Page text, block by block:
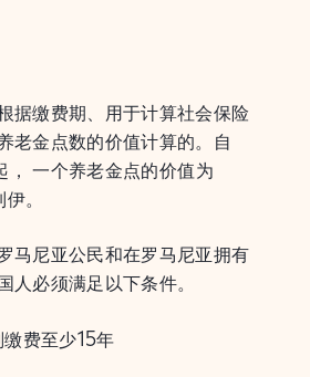
据缴费期、用于计算社会保险
老金点数的价值计算的。自
一个养老金点的价值为
。
马尼亚公民和在罗马尼亚拥有
人必须满足以下条件。
费至少15年